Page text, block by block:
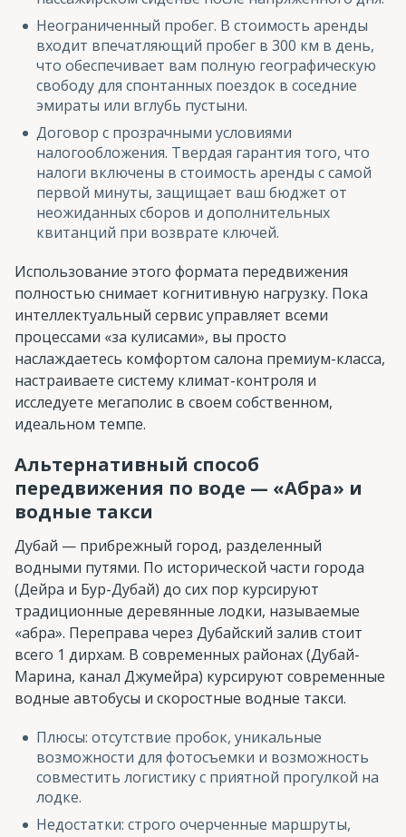
Неограниченный пробег. В стоимость аренды
входит впечатляющий пробег в 300 км в день,
что обеспечивает вам полную географическую
свободу для спонтанных поездок в соседние
эмираты или вглубь пустыни.
Договор с прозрачными условиями
налогообложения. Твердая гарантия того, что
налоги включены в стоимость аренды с самой
первой минуты, защищает ваш бюджет от
неожиданных сборов и дополнительных
квитанций при возврате ключей.
Использование этого формата передвижения
полностью снимает когнитивную нагрузку. Пока
интеллектуальный сервис управляет всеми
процессами «за кулисами», вы просто
наслаждаетесь комфортом салона премиум-класса,
настраиваете систему климат-контроля и
исследуете мегаполис в своем собственном,
идеальном темпе.
Альтернативный способ
передвижения по воде — «Абра» и
водные такси
Дубай — прибрежный город, разделенный
водными путями. По исторической части города
(Дейра и Бур-Дубай) до сих пор курсируют
традиционные деревянные лодки, называемые
«абра». Переправа через Дубайский залив стоит
всего 1 дирхам. В современных районах (Дубай-
Марина, канал Джумейра) курсируют современные
водные автобусы и скоростные водные такси.
Плюсы: отсутствие пробок, уникальные
возможности для фотосъемки и возможность
совместить логистику с приятной прогулкой на
лодке.
Недостатки: строго очерченные маршруты,